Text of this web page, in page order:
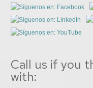
Call us if you
with: